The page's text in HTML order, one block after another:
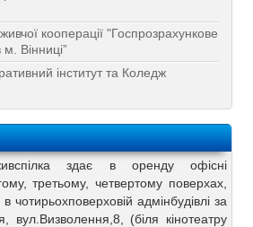
кооперації "Госпрозрахункове
Вінниці”
інститут та Коледж
здає в оренду офісні
третьому, четвертому поверхах,
адмінбудівлі за
вул.Визволення,8, (біля кінотеатру